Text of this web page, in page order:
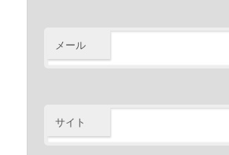
メール
サイト